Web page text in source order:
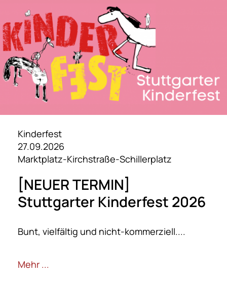
Kinderfest
27.09.2026
Marktplatz-Kirchstraße-Schillerplatz
[NEUER TERMIN]
Stuttgarter Kinderfest 2026
Bunt, vielfältig und nicht-kommerziell....
Mehr ...